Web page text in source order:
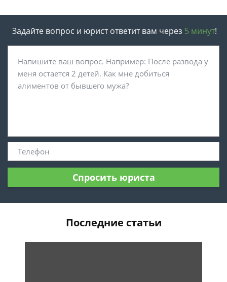
Задайте вопрос и юрист ответит вам через 5 минут!
Спросить юриста
Последние статьи